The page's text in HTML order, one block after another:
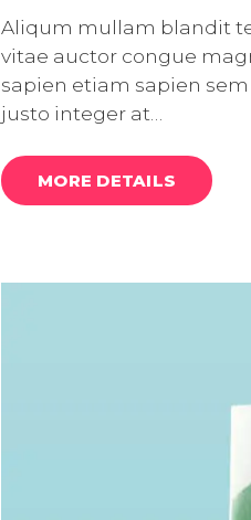
Aliqum mullam blandit
vitae auctor congue
sapien etiam sapien
justo integer at…
MORE DETAILS